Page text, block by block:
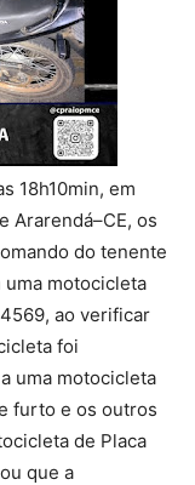
18h10min, em
Ararendá–CE, os
do tenente
uma motocicleta
ao verificar
foi
uma motocicleta
furto e os outros
de Placa
que a